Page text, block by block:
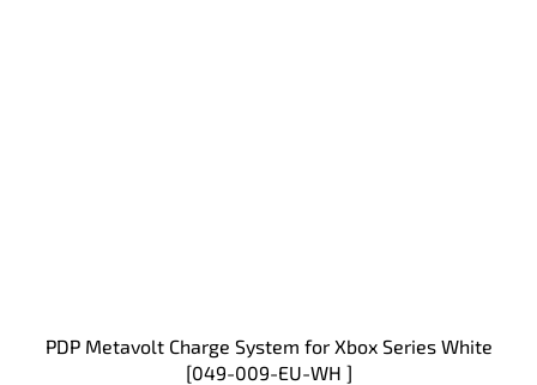
PDP Metavolt Charge System for Xbox Series White
[049-009-EU-WH ]